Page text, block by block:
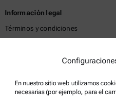
Información legal
Términos y condiciones
Política de privacidad
Condiciones de uso
En nuestro sitio web utilizamos
necesarias (por ejemplo, para el